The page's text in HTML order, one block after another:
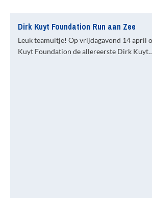
Dirk Kuyt Foundation Run aan Zee
Leuk teamuitje! Op vrijdagavond 14 april
Kuyt Foundation de allereerste Dirk